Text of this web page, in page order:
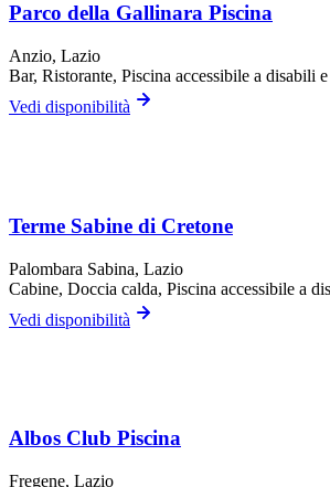
Parco della Gallinara Piscina
Anzio, Lazio
Bar, Ristorante, Piscina accessibile a disabili
Vedi disponibilità
Terme Sabine di Cretone
Palombara Sabina, Lazio
Cabine, Doccia calda, Piscina accessibile a
Vedi disponibilità
Albos Club Piscina
Fregene, Lazio